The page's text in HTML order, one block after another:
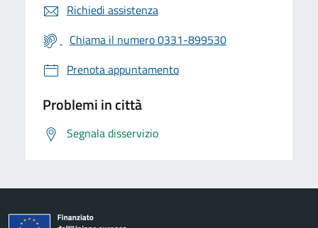
Richiedi assistenza
Chiama il numero 0331-899530
Prenota appuntamento
Problemi in città
Segnala disservizio